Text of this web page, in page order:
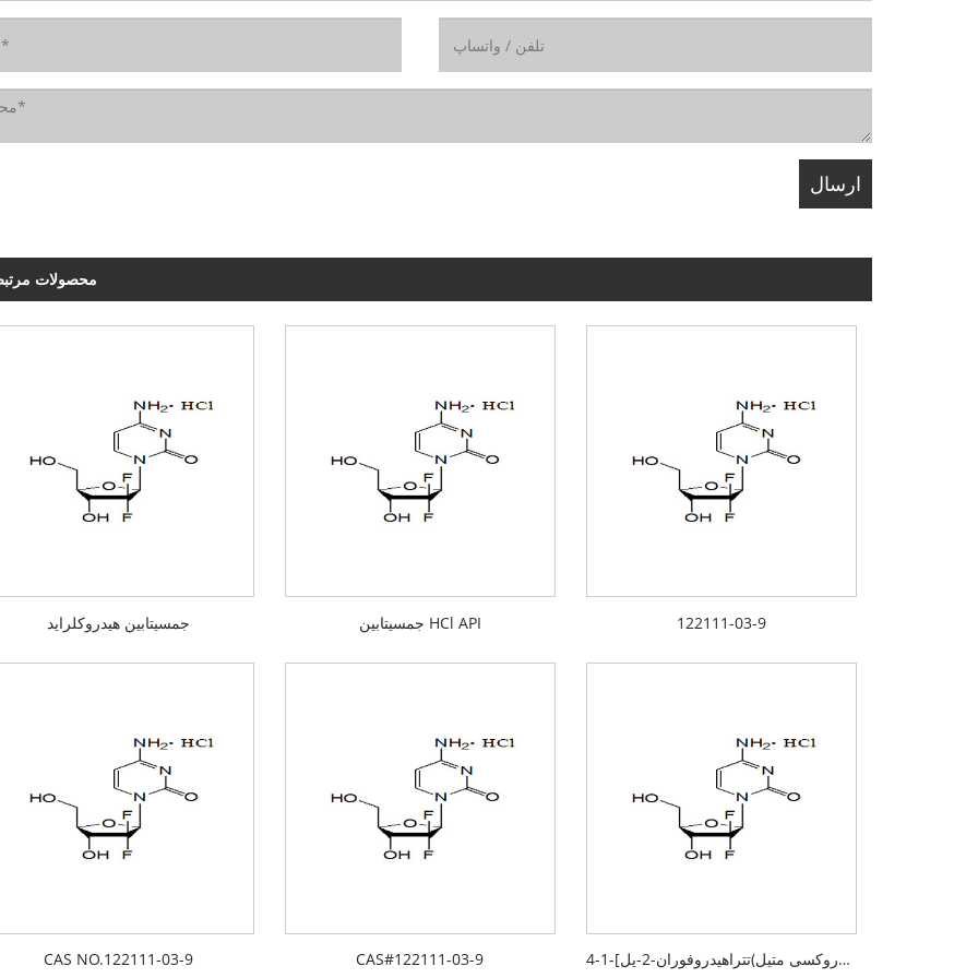
محصولات
جمسیتابین هیدروکلراید جمسیتابین HCl API 122111-03-9
CAS NO.122111-03-9 CAS#122111-03-9 4-آمینو-1-[3،3-دی فلوئورو-4-هیدروکسی-5-(هیدروکسی متیل)تتراهیدروفوران-2-یل]-1h- پیریمیدین-2-ون هیدروکلراید